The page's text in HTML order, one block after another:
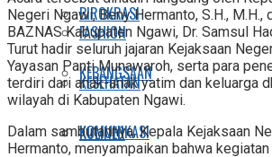
FASHION
KESEHATAN
KULINER
BIROKRASI
KEBANGSAAN
KOMUNIKASI
Negeri Ngawi, Beny Hermanto, S.H.,
BAZNAS Kabupaten Ngawi, Dr. Samsul
Turut hadir seluruh jajaran Kejaksaan
Yayasan Panti Munawaroh, serta para
terdiri dari anak-anak yatim dan keluarga
wilayah di Kabupaten Ngawi.
Dalam sambutannya, Kepala Kejaksaan
Hermanto, menyampaikan bahwa